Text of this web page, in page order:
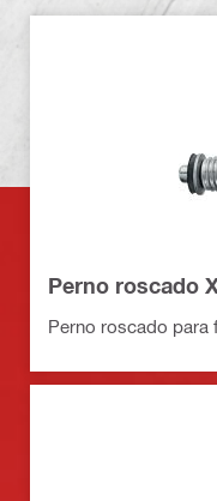
Perno roscado
Perno roscado para